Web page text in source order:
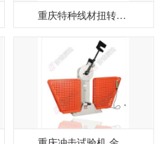
重庆特种线材扭转试验机NJ-SY8X